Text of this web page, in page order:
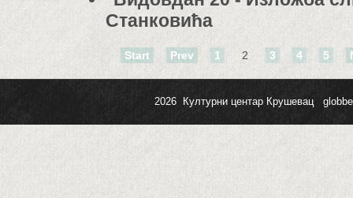
Станковића
Start Prev 1 2 3 4 5
2026 Културни центар Крушевац